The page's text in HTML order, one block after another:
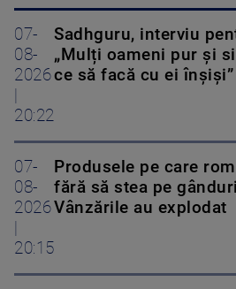
07-
08-
2026
20:22
Sadhguru, interviu
„Mulți oameni pur și
ce să facă cu ei înșiși”
07-
08-
2026
20:15
Produsele pe care
fără să stea pe
Vânzările au explodat